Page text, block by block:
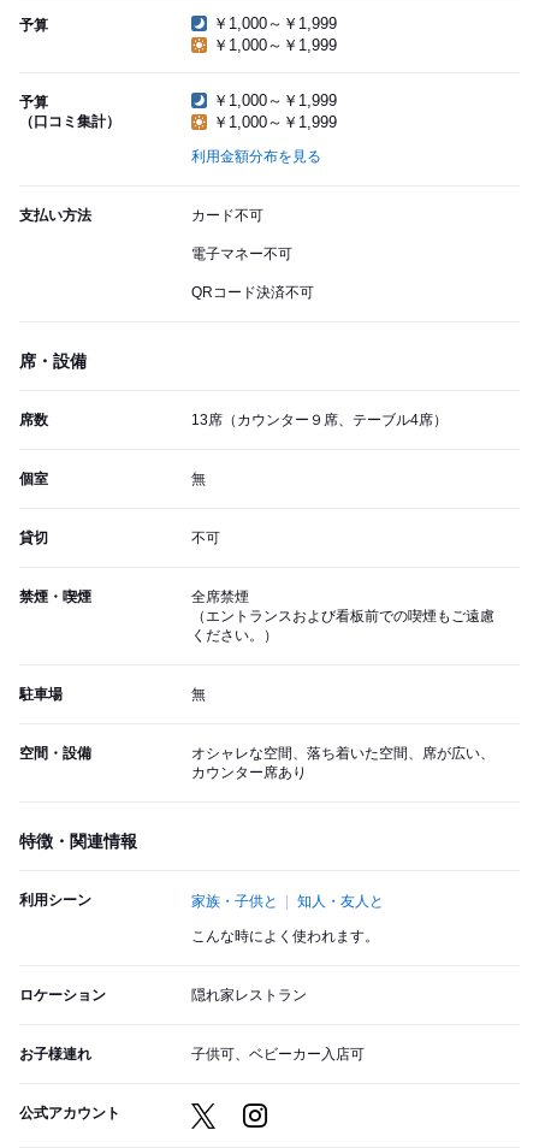
予算
￥1,000～￥1,999
￥1,000～￥1,999
予算
（口コミ集計）
￥1,000～￥1,999
￥1,000～￥1,999
利用金額分布を見る
支払い方法 カード不可
電子マネー不可
QRコード決済不可
席・設備
席数 13席（カウンター９席、テーブル4席）
個室 無
貸切 不可
禁煙・喫煙
全席禁煙
（エントランスおよび看板前での喫煙もご遠慮
ください。）
駐車場 無
空間・設備
オシャレな空間、落ち着いた空間、席が広い、
カウンター席あり
特徴・関連情報
利用シーン 家族・子供と 知人・友人と
こんな時によく使われます。
ロケーション 隠れ家レストラン
お子様連れ 子供可、ベビーカー入店可
公式アカウント